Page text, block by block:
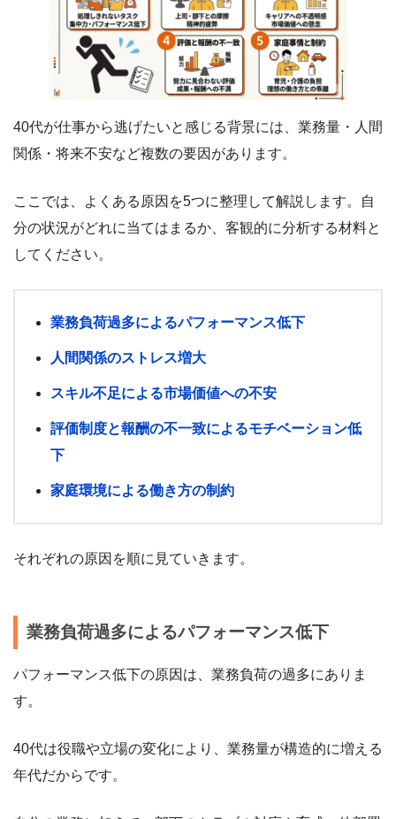
40代が仕事から逃げたいと感じる背景には、業務量・人間
関係・将来不安など複数の要因があります。
ここでは、よくある原因を5つに整理して解説します。自
分の状況がどれに当てはまるか、客観的に分析する材料と
してください。
業務負荷過多によるパフォーマンス低下
人間関係のストレス増大
スキル不足による市場価値への不安
評価制度と報酬の不一致によるモチベーション低
下
家庭環境による働き方の制約
それぞれの原因を順に見ていきます。
業務負荷過多によるパフォーマンス低下
パフォーマンス低下の原因は、業務負荷の過多にありま
す。
40代は役職や立場の変化により、業務量が構造的に増える
年代だからです。